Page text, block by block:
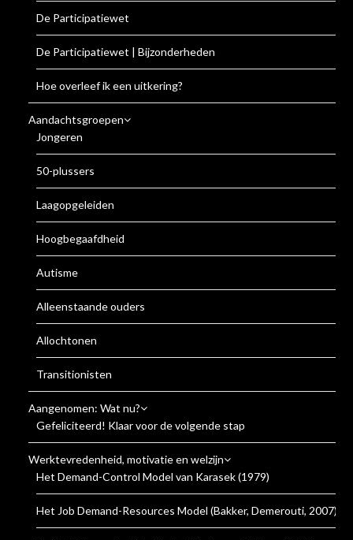
De Participatiewet
De Participatiewet | Bijzonderheden
Hoe overleef ik een uitkering?
Aandachtsgroepen
Jongeren
50-plussers
Laagopgeleiden
Hoogbegaafdheid
Autisme
Alleenstaande ouders
Allochtonen
Transitionisten
Aangenomen: Wat nu?
Gefeliciteerd! Klaar voor de volgende stap
Werktevredenheid, motivatie en welzijn
Het Demand-Control Model van Karasek (1979)
Het Job Demand-Resources Model (Bakker, Demerouti, 2007)